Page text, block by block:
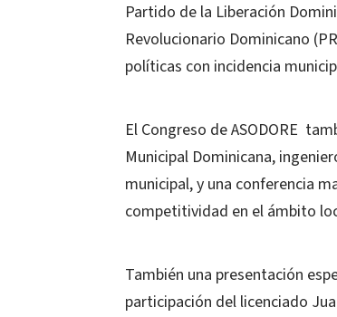
Partido de la Liberación
Revolucionario Dominicano
políticas con incidencia
El Congreso de ASODORE
Municipal Dominicana,
municipal, y una conferencia
competitividad en el ámbito
También una presentación
participación del licenciado